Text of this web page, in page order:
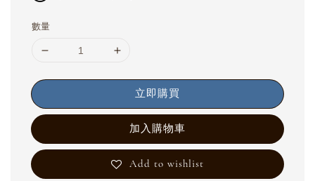
數量
立即購買
加入購物車
Add to wishlist